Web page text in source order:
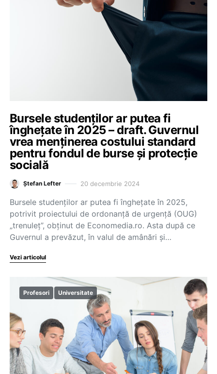
Bursele studenților ar putea fi
înghețate în 2025 – draft. Guvernul
vrea menținerea costului standard
pentru fondul de burse și protecție
socială
Ștefan Lefter 20 decembrie 2024
Bursele studenților ar putea fi înghețate în 2025,
potrivit proiectului de ordonanță de urgență (OUG)
„trenuleț”, obținut de Economedia.ro. Asta după ce
Guvernul a prevăzut, în valul de amânări și…
Vezi articolul
Profesori Universitate